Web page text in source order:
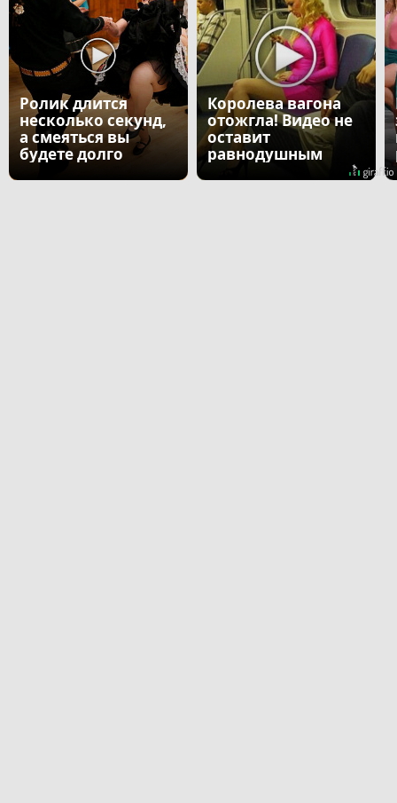
Ролик длится
несколько секунд,
а смеяться вы
будете долго
Королева вагона
отожгла! Видео не
оставит
равнодушным